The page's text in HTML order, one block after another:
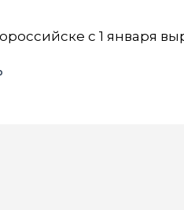
с 1 января